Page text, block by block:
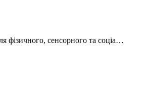
фізичного, сенсорного та соціа…